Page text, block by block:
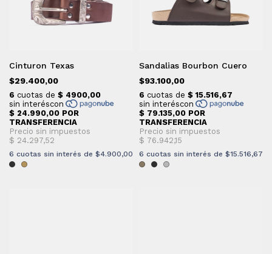
Cinturon Texas
$29.400,00
6 cuotas sin interés de $4.900,00
Sandalias Bourbon Cuero
$93.100,00
6 cuotas sin interés de $15.516,67